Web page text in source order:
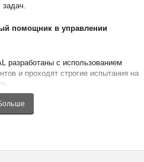
помощник в управлении
разработаны с использованием
и проходят строгие испытания на
моделей с различными
и воротами, работа с
с помощью мобильных